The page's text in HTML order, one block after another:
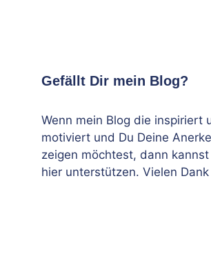
Gefällt Dir mein Blog?
Wenn mein Blog die inspiriert
motiviert und Du Deine
zeigen möchtest, dann kannst
hier unterstützen. Vielen Dank